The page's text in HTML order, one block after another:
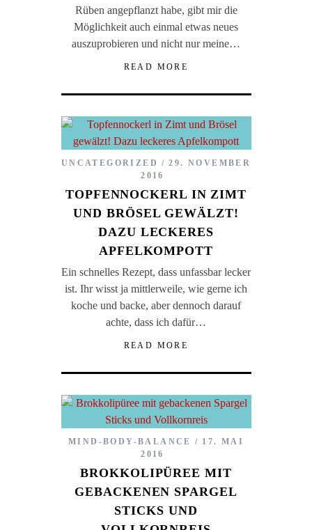
Rüben angepflanzt habe, gibt mir die
Möglichkeit auch einmal etwas neues
auszuprobieren und nicht nur meine…
READ MORE
UNCATEGORIZED
29. NOVEMBER
2016
TOPFENNOCKERL IN ZIMT
UND BRÖSEL GEWÄLZT!
DAZU LECKERES
APFELKOMPOTT
Ein schnelles Rezept, dass unfassbar lecker
ist. Ihr wisst ja mittlerweile, wie gerne ich
koche und backe, aber dennoch darauf
achte, dass ich dafür…
READ MORE
MIND-BODY-BALANCE
17. MAI
2016
BROKKOLIPÜREE MIT
GEBACKENEN SPARGEL
STICKS UND